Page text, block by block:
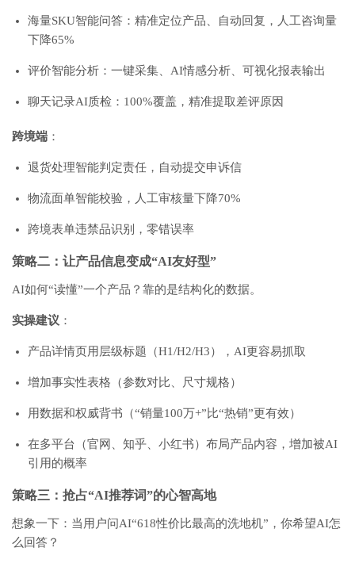
海量SKU智能问答：精准定位产品、自动回复，人工咨询量
下降65%
评价智能分析：一键采集、AI情感分析、可视化报表输出
聊天记录AI质检：100%覆盖，精准提取差评原因
跨境端 ：
退货处理智能判定责任，自动提交申诉信
物流面单智能校验，人工审核量下降70%
跨境表单违禁品识别，零错误率
策略二：让产品信息变成“AI友好型”
AI如何“读懂”一个产品？靠的是结构化的数据。
实操建议 ：
产品详情页用层级标题（H1/H2/H3），AI更容易抓取
增加事实性表格（参数对比、尺寸规格）
用数据和权威背书（“销量100万+”比“热销”更有效）
在多平台（官网、知乎、小红书）布局产品内容，增加被AI
引用的概率
策略三：抢占“AI推荐词”的心智高地
想象一下：当用户问AI“618性价比最高的洗地机”，你希望AI怎
么回答？